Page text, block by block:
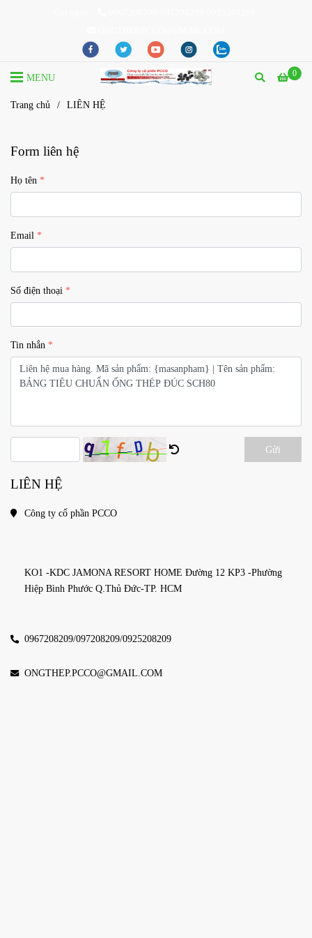
0
MENU
Trang chủ / LIÊN HỆ
Form liên hệ
Họ tên
Email
Số điện thoại
Tin nhắn
Gửi
LIÊN HỆ
Công ty cổ phần PCCO
KO1 -KDC JAMONA RESORT HOME Đường 12 KP3 -Phường
Hiệp Bình Phước Q.Thủ Đức-TP. HCM
0967208209/097208209/0925208209
ONGTHEP.PCCO@GMAIL.COM